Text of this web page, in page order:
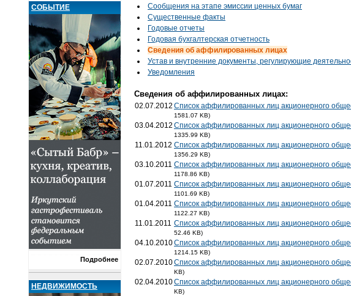
СОБЫТИЕ
Подробнее
НЕДВИЖИМОСТЬ
Сообщения на этапе эмиссии ценных бумаг
Существенные факты
Годовые отчеты
Годовая бухгалтерская отчетность
Cведения об аффилированных лицах
Устав и внутренние документы, регулирующие
Уведомления
Cведения об аффилированных лицах:
02.07.2012 Список аффилированных лиц акционерного
1581.07 KB)
03.04.2012 Список аффилированных лиц акционерного
1335.99 KB)
11.01.2012 Список аффилированных лиц акционерного
1356.29 KB)
03.10.2011 Список аффилированных лиц акционерного
1178.86 KB)
01.07.2011 Список аффилированных лиц акционерного
1101.69 KB)
01.04.2011 Список аффилированных лиц акционерного
1122.27 KB)
11.01.2011 Список аффилированных лиц акционерного
52.46 KB)
04.10.2010Список аффилированных лиц акционерного
1214.15 KB)
02.07.2010Список аффилированных лиц акционерного
KB)
02.04.2010Список аффилированных лиц акционерного
KB)